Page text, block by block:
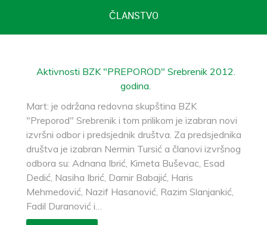
ČLANSTVO
Aktivnosti BZK "PREPOROD" Srebrenik 2012.
godina.
Mart: je održana redovna skupština BZK
"Preporod" Srebrenik i tom prilikom je izabran novi
izvršni odbor i predsjednik društva. Za predsjednika
društva je izabran Nermin Tursić a članovi izvršnog
odbora su: Adnana Ibrić, Kimeta Buševac, Esad
Dedić, Nasiha Ibrić, Damir Babajić, Haris
Mehmedović, Nazif Hasanović, Razim Slanjankić,
Fadil Duranović i…